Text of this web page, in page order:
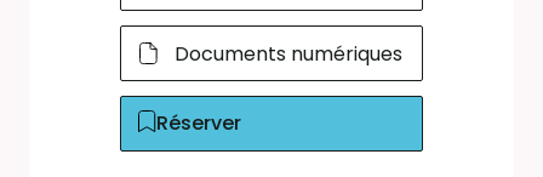
Documents numériques
Réserver